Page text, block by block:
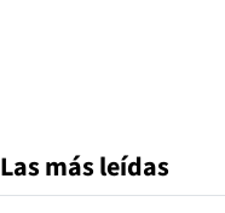
Las más leídas